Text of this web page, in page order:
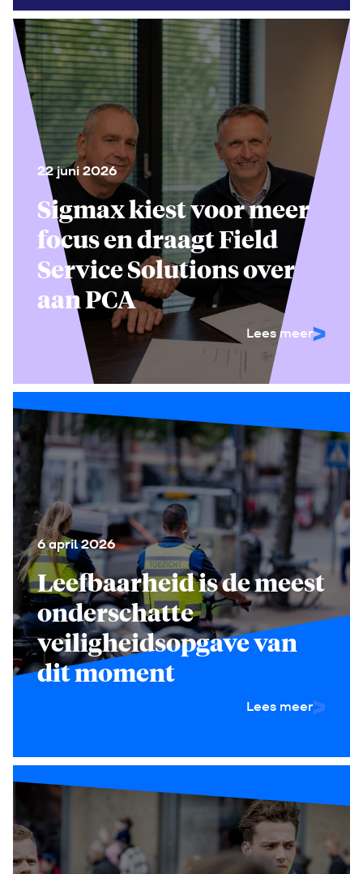
22 juni 2026
Sigmax kiest voor meer
focus en draagt Field
Service Solutions over
aan PCA
Lees meer
6 april 2026
Leefbaarheid is de meest
onderschatte
veiligheidsopgave van
dit moment
Lees meer